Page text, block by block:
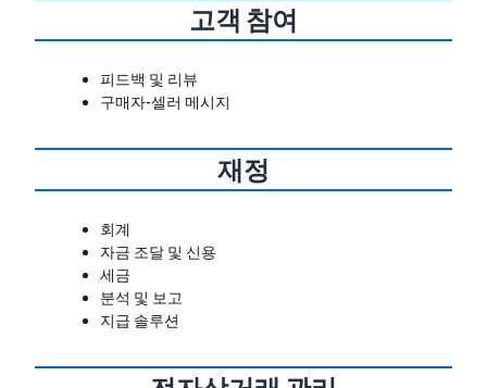
고객 참여
피드백 및 리뷰
구매자-셀러 메시지
재정
회계
자금 조달 및 신용
세금
분석 및 보고
지급 솔루션